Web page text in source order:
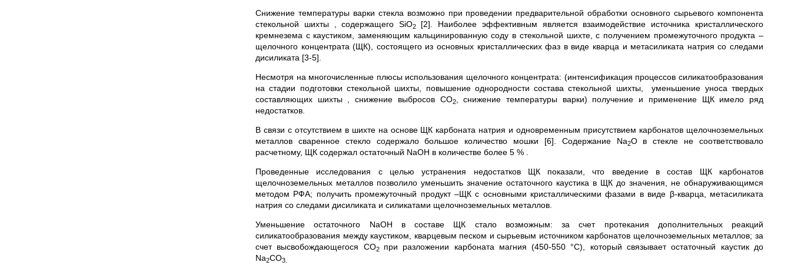
Снижение температуры варки стекла возможно при проведении предварительной обработки основного сырьевого компонента
стекольной шихты , содержащего SiO2 [2]. Наиболее эффективным является взаимодействие источника кристаллического
кремнезема с каустиком, заменяющим кальцинированную соду в стекольной шихте, с получением промежуточного продукта –
щелочного концентрата (ЩК), состоящего из основных кристаллических фаз в виде кварца и метасиликата натрия со следами
дисиликата [3-5].
Несмотря на многочисленные плюсы использования щелочного концентрата: (интенсификация процессов силикатообразования
на стадии подготовки стекольной шихты, повышение однородности состава стекольной шихты, уменьшение уноса твердых
составляющих шихты , снижение выбросов СО2, снижение температуры варки) получение и применение ЩК имело ряд
недостатков.
В связи с отсутствием в шихте на основе ЩК карбоната натрия и одновременным присутствием карбонатов щелочноземельных
металлов сваренное стекло содержало большое количество мошки [6]. Содержание Na2O в стекле не соответствовало
расчетному, ЩК содержал остаточный NaOH в количестве более 5 % .
Проведенные исследования с целью устранения недостатков ЩК показали, что введение в состав ЩК карбонатов
щелочноземельных металлов позволило уменьшить значение остаточного каустика в ЩК до значения, не обнаруживающимся
методом РФА; получить промежуточный продукт –ЩК с основными кристаллическими фазами в виде β-кварца, метасиликата
натрия со следами дисиликата и силикатами щелочноземельных металлов.
Уменьшение остаточного NaOH в составе ЩК стало возможным: за счет протекания дополнительных реакций
силикатообразования между каустиком, кварцевым песком и сырьевым источником карбонатов щелочноземельных металлов; за
счет высвобождающегося CO2 при разложении карбоната магния (450-550 °С), который связывает остаточный каустик до
Na2CO3.